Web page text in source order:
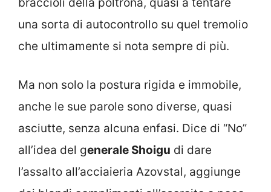
una sorta di autocontrollo su quel tremolio
che ultimamente si nota sempre di più.
Ma non solo la postura rigida e immobile,
anche le sue parole sono diverse, quasi
asciutte, senza alcuna enfasi. Dice di “No”
all’idea del generale Shoigu di dare
l’assalto all’acciaieria Azovstal, aggiunge